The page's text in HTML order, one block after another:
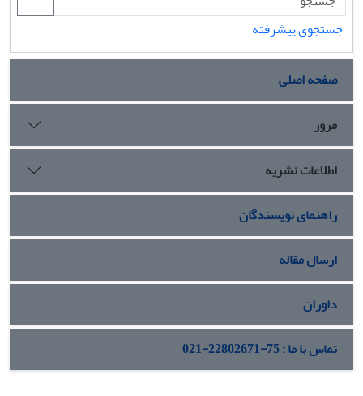
جستجوی پیشرفته
صفحه اصلی
مرور
اطلاعات نشریه
راهنمای نویسندگان
ارسال مقاله
داوران
تماس با ما : 75-22802671-021